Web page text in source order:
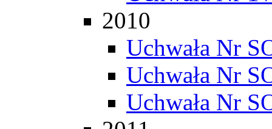
2010
Uchwała Nr
Uchwała Nr
Uchwała Nr